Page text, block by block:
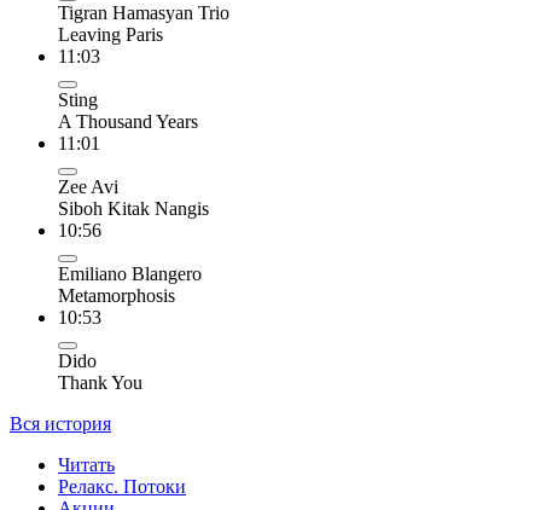
Tigran Hamasyan Trio
Leaving Paris
11:03
Sting
A Thousand Years
11:01
Zee Avi
Siboh Kitak Nangis
10:56
Emiliano Blangero
Metamorphosis
10:53
Dido
Thank You
Вся история
Читать
Релакс. Потоки